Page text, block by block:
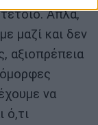
Απλά,
μαζί και δεν
αξιοπρέπεια
να
ό,τι